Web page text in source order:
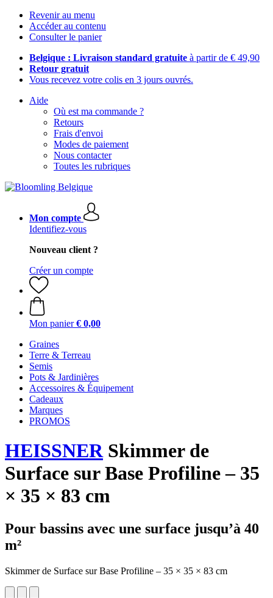
Revenir au menu
Accéder au contenu
Consulter le panier
Belgique : Livraison standard gratuite à partir de € 49,90
Retour gratuit
Vous recevez votre colis en 3 jours ouvrés.
Aide
Où est ma commande ?
Retours
Frais d'envoi
Modes de paiement
Nous contacter
Toutes les rubriques
Mon compte
Identifiez-vous
Nouveau client ?
Créer un compte
Mon panier € 0,00
Graines
Terre & Terreau
Semis
Pots & Jardinières
Accessoires & Équipement
Cadeaux
Marques
PROMOS
HEISSNERSkimmer de
Surface sur Base Profiline – 35
× 35 × 83 cm
Pour bassins avec une surface jusqu’à 40
m²
Skimmer de Surface sur Base Profiline – 35 × 35 × 83 cm